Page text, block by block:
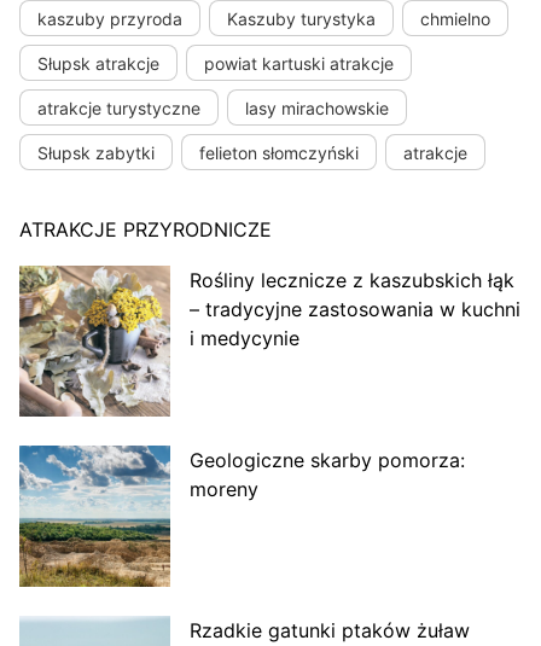
kaszuby przyroda Kaszuby turystyka chmielno
Słupsk atrakcje powiat kartuski atrakcje
atrakcje turystyczne lasy mirachowskie
Słupsk zabytki felieton słomczyński atrakcje
ATRAKCJE PRZYRODNICZE
Rośliny lecznicze z kaszubskich łąk
– tradycyjne zastosowania w kuchni
i medycynie
Geologiczne skarby pomorza:
moreny
Rzadkie gatunki ptaków żuław